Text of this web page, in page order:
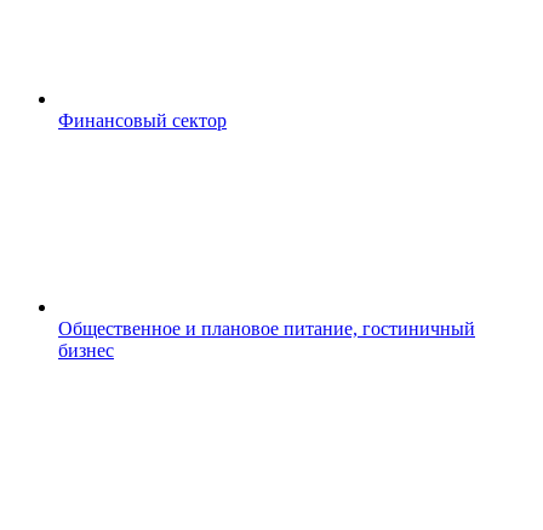
Финансовый сектор
Общественное и плановое питание, гостиничный
бизнес